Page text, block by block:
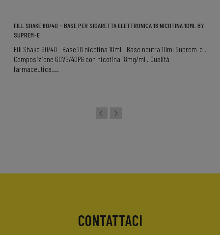
FILL SHAKE 60/40 - BASE PER SIGARETTA ELETTRONICA 18 NICOTINA 10ML BY
SUPREM-E
Fill Shake 60/40 - Base 18 nicotina 10ml - Base neutra 10ml Suprem-e .
Composizione 60VG/40PG con nicotina 18mg/ml . Qualità
farmaceutica,...
CONTATTACI